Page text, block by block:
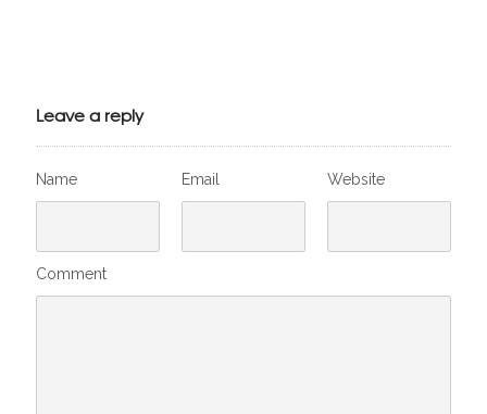
Leave a reply
Name Email Website
Comment